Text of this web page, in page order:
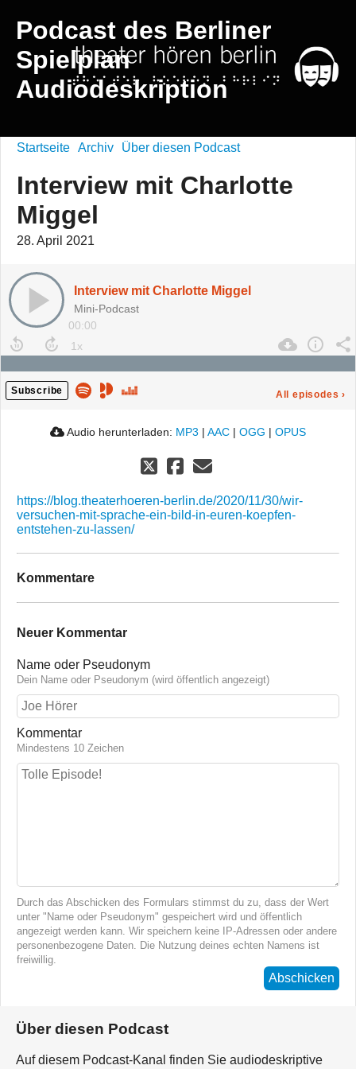
Podcast des Berliner
Spielplan
Audiodeskription
Startseite Archiv Über diesen Podcast
Interview mit Charlotte
Miggel
28. April 2021
Interview mit Charlotte Miggel
Mini-Podcast
00:00
Subscribe All episodes ›
Audio herunterladen: MP3 | AAC | OGG | OPUS
https://blog.theaterhoeren-berlin.de/2020/11/30/wir-
versuchen-mit-sprache-ein-bild-in-euren-koepfen-
entstehen-zu-lassen/
Kommentare
Neuer Kommentar
Name oder Pseudonym
Dein Name oder Pseudonym (wird öffentlich angezeigt)
Kommentar
Mindestens 10 Zeichen
Durch das Abschicken des Formulars stimmst du zu, dass der Wert
unter "Name oder Pseudonym" gespeichert wird und öffentlich
angezeigt werden kann. Wir speichern keine IP-Adressen oder andere
personenbezogene Daten. Die Nutzung deines echten Namens ist
freiwillig.
Abschicken
Über diesen Podcast
Auf diesem Podcast-Kanal finden Sie audiodeskriptive